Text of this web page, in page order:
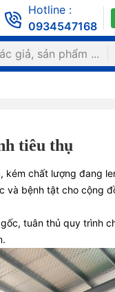
Hotline :
0934547168
tiêu thụ
chất lượng đang
và bệnh tật cho cộng
tuân thủ quy trình